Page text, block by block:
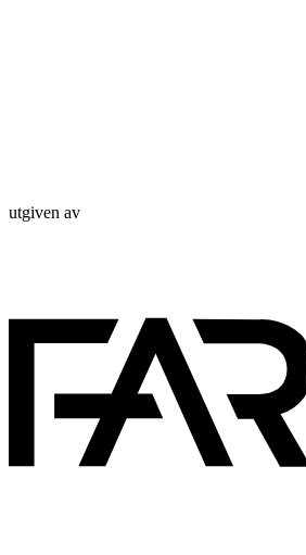
utgiven av